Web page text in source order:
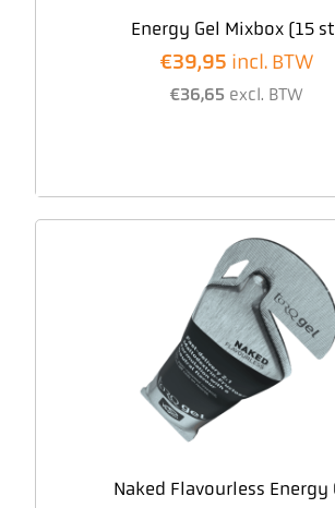
Energy Gel Mixbox (15
€39,95 incl. BTW
€36,65 excl. BTW
Naked Flavourless Energy